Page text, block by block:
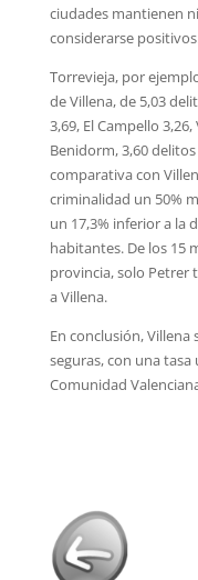
ciudades mantienen
considerarse
Torrevieja, por
de Villena, de 5,03
3,69, El Campello
Benidorm, 3,60
comparativa con
criminalidad un 50%
un 17,3% inferior a la
habitantes. De los 15
provincia, solo Petrer
a Villena.
En conclusión,
seguras, con una
Comunidad